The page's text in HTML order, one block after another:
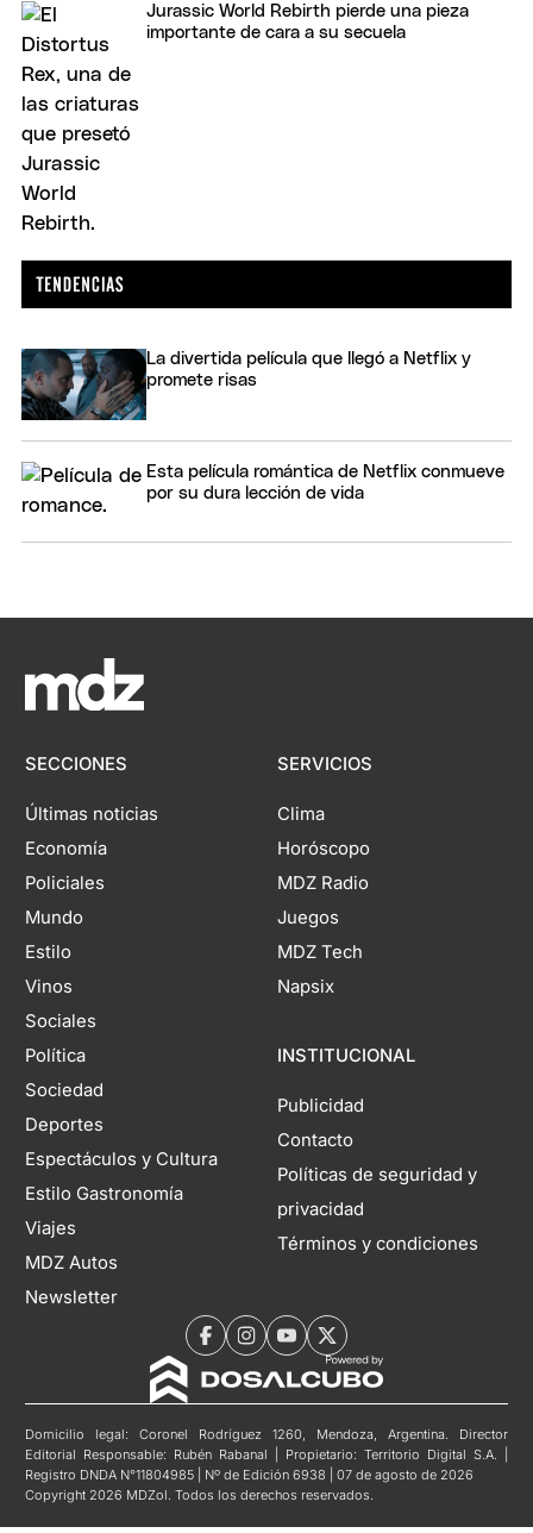
Jurassic World Rebirth pierde una pieza
importante de cara a su secuela
La divertida película que llegó a Netflix y
promete risas
Esta película romántica de Netflix conmueve
por su dura lección de vida
SECCIONES
Últimas noticias
Economía
Policiales
Mundo
Estilo
Vinos
Sociales
Política
Sociedad
Deportes
Espectáculos y Cultura
Estilo Gastronomía
Viajes
MDZ Autos
Newsletter
SERVICIOS
Clima
Horóscopo
MDZ Radio
Juegos
MDZ Tech
Napsix
INSTITUCIONAL
Publicidad
Contacto
Políticas de seguridad y
privacidad
Términos y condiciones
Domicilio legal: Coronel Rodríguez 1260, Mendoza, Argentina. Director
Editorial Responsable: Rubén Rabanal | Propietario: Territorio Digital S.A. |
Registro DNDA N°11804985 | Nº de Edición 6938 | 07 de agosto de 2026
Copyright 2026 MDZol. Todos los derechos reservados.